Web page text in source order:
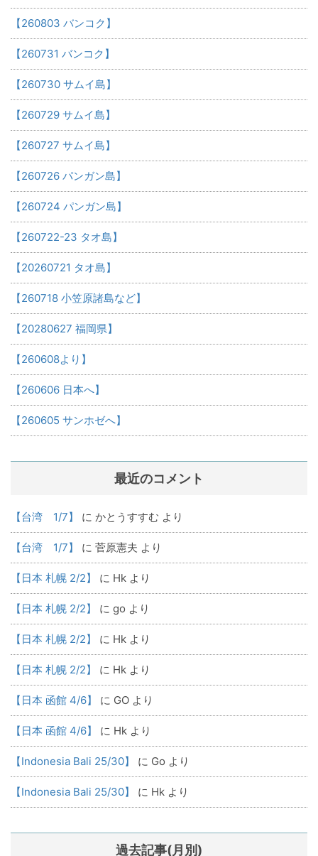
【260803 バンコク】
【260731 バンコク】
【260730 サムイ島】
【260729 サムイ島】
【260727 サムイ島】
【260726 パンガン島】
【260724 パンガン島】
【260722-23 タオ島】
【20260721 タオ島】
【260718 小笠原諸島など】
【20280627 福岡県】
【260608より】
【260606 日本へ】
【260605 サンホゼへ】
最近のコメント
【台湾 1/7】 に かとうすすむ より
【台湾 1/7】 に 菅原憲夫 より
【日本 札幌 2/2】 に Hk より
【日本 札幌 2/2】 に go より
【日本 札幌 2/2】 に Hk より
【日本 札幌 2/2】 に Hk より
【日本 函館 4/6】 に GO より
【日本 函館 4/6】 に Hk より
【Indonesia Bali 25/30】 に Go より
【Indonesia Bali 25/30】 に Hk より
過去記事(月別)